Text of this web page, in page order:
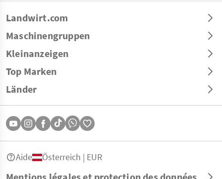
Landwirt.com
Maschinengruppen
Kleinanzeigen
Top Marken
Länder
Aide Österreich | EUR